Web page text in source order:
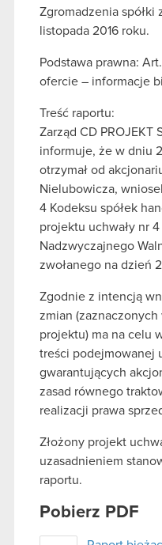
Zgromadzenia spółki
listopada 2016 roku.
Podstawa prawna:
ofercie – informacje
Treść raportu:
Zarząd CD PROJEKT
informuje, że w dniu
otrzymał od
Nielubowicza,
4 Kodeksu spółek
projektu uchwały nr
Nadzwyczajnego
zwołanego na dzień
Zgodnie z intencją
zmian
projektu) ma na celu
treści podejmowanej
gwarantujących
zasad równego
realizacji prawa
Złożony projekt
uzasadnieniem
raportu.
Pobierz PDF